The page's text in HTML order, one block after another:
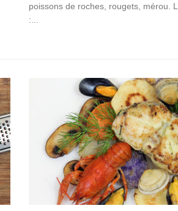
poissons de roches, rougets, mérou.
:...